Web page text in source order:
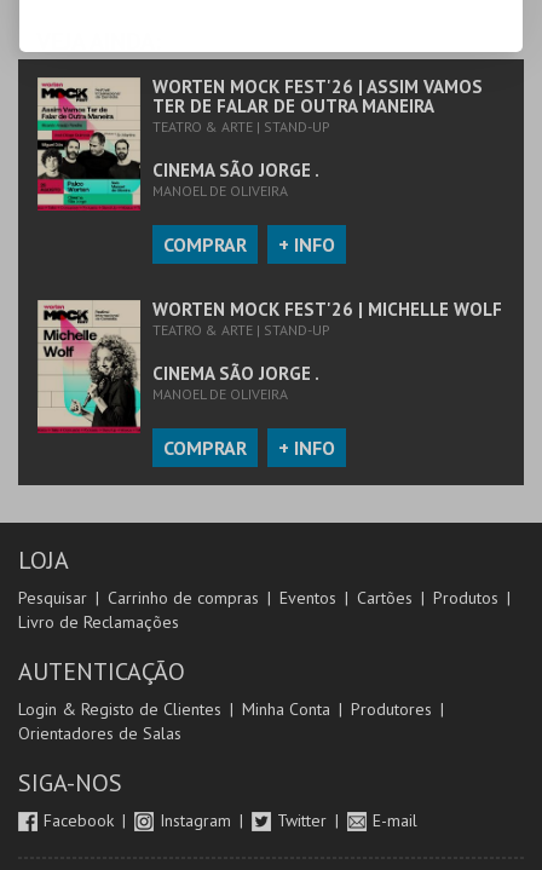
WORTEN MOCK FEST'26 | ASSIM VAMOS
TER DE FALAR DE OUTRA MANEIRA
TEATRO & ARTE | STAND-UP
CINEMA SÃO JORGE .
MANOEL DE OLIVEIRA
COMPRAR + INFO
WORTEN MOCK FEST'26 | MICHELLE WOLF
TEATRO & ARTE | STAND-UP
CINEMA SÃO JORGE .
MANOEL DE OLIVEIRA
COMPRAR + INFO
LOJA
Pesquisar Carrinho de compras Eventos Cartões
Produtos
Livro de Reclamações
AUTENTICAÇÃO
Login & Registo de Clientes Minha Conta
Produtores
Orientadores de Salas
SIGA-NOS
Facebook Instagram Twitter E-mail